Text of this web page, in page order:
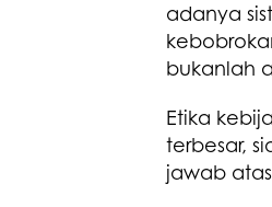
adanya
bukanlah
Etika
terbesar,
jawab